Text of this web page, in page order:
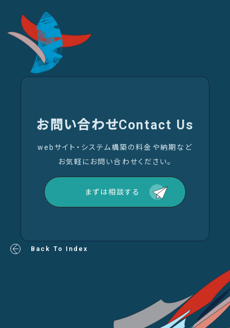
お問い合わせContact Us
webサイト・システム構築の料金や納期など
お気軽にお問い合わせください。
まずは相談する
Back To Index